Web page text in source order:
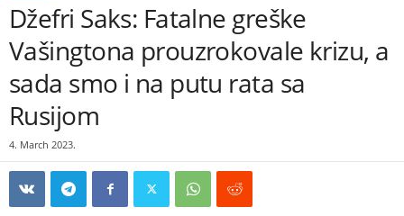
Džefri Saks: Fatalne greške
Vašingtona prouzrokovale krizu, a
sada smo i na putu rata sa
Rusijom
4. March 2023.